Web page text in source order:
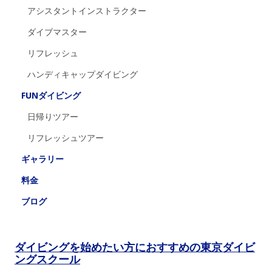
アシスタントインストラクター
ダイブマスター
リフレッシュ
ハンディキャップダイビング
FUNダイビング
日帰りツアー
リフレッシュツアー
ギャラリー
料金
ブログ
ダイビングを始めたい方におすすめの東京ダイビ
ングスクール